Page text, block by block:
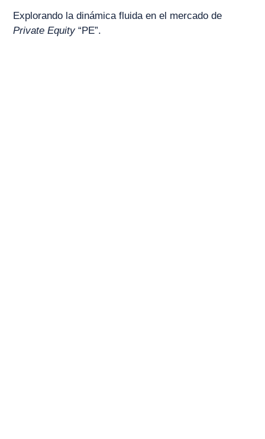
Explorando la dinámica fluida en el mercado de
Private Equity“PE”.